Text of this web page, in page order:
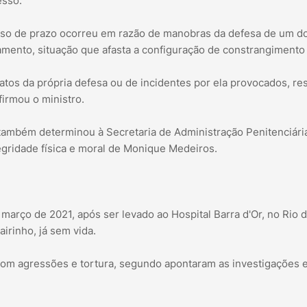
de prazo ocorreu em razão de manobras da defesa de um
situação que afasta a configuração de
da própria defesa ou de incidentes por ela provocados,
o ministro.
determinou à Secretaria de Administração
física e moral de Monique Medeiros.
de 2021, após ser levado ao Hospital Barra d'Or, no Rio
já sem vida.
agressões e tortura, segundo apontaram as investigações